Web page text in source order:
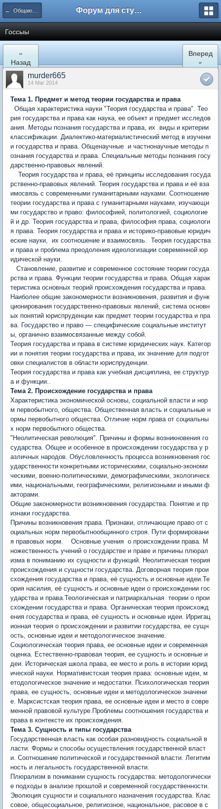
← Общаются юристы Форум для студента СГА
Госсыы
«
Назад
Вперед
»
murder665
14 Mar 2014
Темa 1. Предмет и метод теории государства и права
Общая характеристика науки "Теория государства и права". Тео
рия государства и права как наука, ее объект и предмет исследов
ания. Методы познания государства и права, их виды и критерии
классификации. Диалектико-материалистический метод в изучени
и государства и права. Общенаучные и частнонаучные методы п
ознания государства и права. Специальные методы познания госу
дарственно-правовых явлений.
Теория государства и права, её принципы исследования госуда
рственно-правовых явлений. Теория государства и права и её вза
имосвязь с современными гуманитарными науками. Соотношение
теории государства и права с гуманитарными науками, изучающи
ми государство и право: философией, политологией, социологие
й и др. Теория государства и права, философия права, социологи
я права. Теория государства и права и историко-правовые юридич
еские науки, их соотношение и взаимосвязь. Теория государства
и права и проблема преодоления идеологизации современной юр
идической науки.
Становление, развитие и современное состояние теории госу­да
рства и права. Функции теории государства и права. Общая харак
теристика основных теорий происхождения государства и права.
Наиболее общие закономерности возникновения, развития и функ
ционирования государственно-правовых явлений, система ос­новн
ых понятий юриспруденции как предмет теории государства и пра
ва. Государство и право — специфические социальные инсти­тут
ы, органично взаимосвязанные между собой.
Теория государства и права в системе юридических наук. Категор
ии и понятия теории государства и права, их значение для подгот
овки специалистов в области юриспруденции.
Теория государства и права как учебная дисциплина, ее струк­тур
а и функции..
Тема 2. Происхождение государства и права
Характеристика экономической основы, социальной власти и нор
м первобытного, общества. Общественная власть и социальные н
ормы первобытного общества. Отличие норм права от социальны
х норм первобытного общества.
"Неолитическая революция". Причины и формы возникновения го
сударства. Общее и особенное в происхождении государства у р
азличных народов. Обусловленность процесса возникновения гос
ударственности конкретными историческими, социально-экономи
ческими, военно-политическими, демографическими, экологическ
ими, национальными, географическими, религиозными и иными ф
акторами.
Общие закономерности возникновения государства. Понятие и пр
изнаки государства.
Причины возникновения права. Признаки, отличающие право от с
оциальных норм первобытнообщинного строя. Пути формировани
я правовых норм. Основные учения о происхождении права. М
ножественность учений о государстве и праве и причины плюрал
изма в пониманию их сущности и функций. Неолитическая теория
происхождения и сущности государства. Договорная теория прои
схождения государства и права, её сущность и основные идеи.Те
ория насилия, её сущность и основные идеи о происхождении гос
ударства и права.Теологическая и патриархальная теории о прои
схождении государства и права. Органическая теория происхожд
ения государства и права, её сущность и основные идеи. Ирригац
ионная теория о происхождении и развитии государства, ее сущн
ость, основные идеи и методологическое значение.
Социологическая теория права, ее основные идеи и современная
оценка. Естественно-правовая теория, ее сущность и основные и
деи. Историческая школа права, ее место и роль в истории юрид
ической науки. Нормативистская теория права: основные идеи, м
етодологическое значение и недостатки. Психологическая теория
права, ее сущность, основные идеи и методологическое значени
е. Марксистская теория права, ее основные идеи и место в совре
менной правовой культуре.Проблемы соотношения государ­ства и
права в контексте их происхождения.
Тема 3. Сущность и типы государства
Государственная власть как особая разновидность социальной в
ласти. Формы и способы осуществления государственной власт
и. Соотношение политической и государственной власти. Легитим
ность и легальность государственной власти.
Плюрализм в понимании сущность государства: методологически
е подходы в анализе прошлой и современной го­сударственности.
Эволюция сущности и социального назначения государства. Клас
совое, общесоциальное, религиозное, национальное, расовое в с